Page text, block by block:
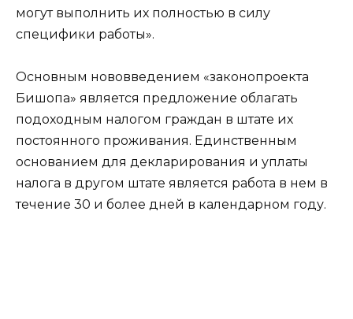
могут выполнить их полностью в силу
специфики работы».
Основным нововведением «законопроекта
Бишопа» является предложение облагать
подоходным налогом граждан в штате их
постоянного проживания. Единственным
основанием для декларирования и уплаты
налога в другом штате является работа в нем в
течение 30 и более дней в календарном году.